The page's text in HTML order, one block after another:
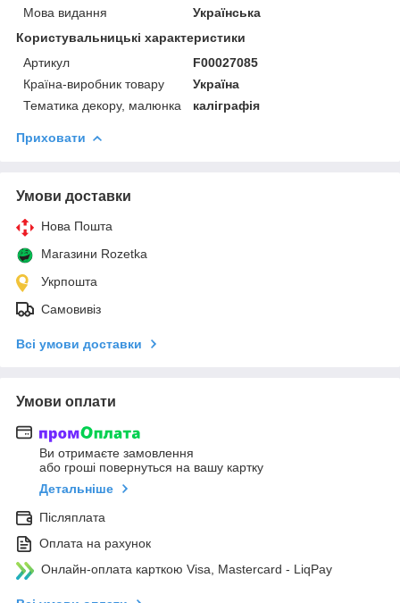
Мова видання
Українська
Користувальницькі характеристики
Артикул
F00027085
Країна-виробник товару
Україна
Тематика декору, малюнка
каліграфія
Приховати
Умови доставки
Нова Пошта
Магазини Rozetka
Укрпошта
Самовивіз
Всі умови доставки
Умови оплати
Ви отримаєте замовлення
або гроші повернуться на вашу картку
Детальніше
Післяплата
Оплата на рахунок
Онлайн-оплата карткою Visa, Mastercard - LiqPay